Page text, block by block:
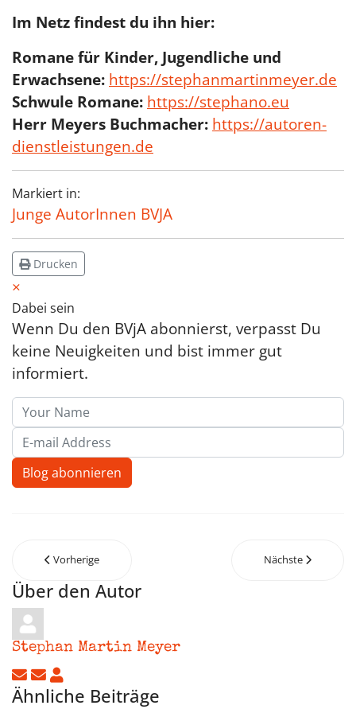
Im Netz findest du ihn hier:
Romane für Kinder, Jugendliche und
Erwachsene: https://stephanmartinmeyer.de
Schwule Romane: https://stephano.eu
Herr Meyers Buchmacher: https://autoren-
dienstleistungen.de
Markiert in:
Junge AutorInnen BVJA
Drucken
×
Dabei sein
Wenn Du den BVjA abonnierst, verpasst Du
keine Neuigkeiten und bist immer gut
informiert.
Your Name
E-mail Address
Blog abonnieren
Vorherige Nächste
Über den Autor
Stephan Martin Meyer
Updates abonnieren
Abo von Updates dieses Autors beenden
Stephan Martin Meyer
Ähnliche Beiträge